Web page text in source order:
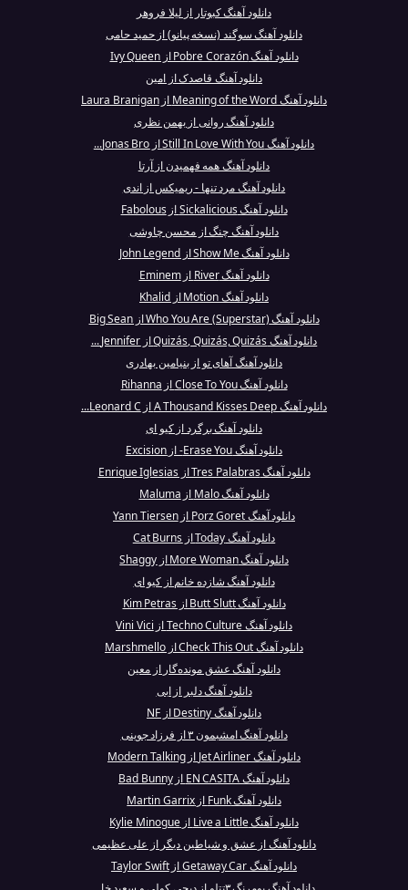
دانلود آهنگ کبوتار از لیلا فروهر
دانلود آهنگ سوگند (نسخه پیانو) از حمید حامی
دانلود آهنگ Pobre Corazón از Ivy Queen
دانلود آهنگ قاصدک از امین
دانلود آهنگ Meaning of the Word از Laura Branigan
دانلود آهنگ روانی از بهمن نظری
دانلود آهنگ Still In Love With You از Jonas Bro...
دانلود آهنگ همه فهمیدن از آرتا
دانلود آهنگ مرد تنها - ریمیکس از اندی
دانلود آهنگ Sickalicious از Fabolous
دانلود آهنگ چنگ از محسن چاوشی
دانلود آهنگ Show Me از John Legend
دانلود آهنگ River از Eminem
دانلود آهنگ Motion از Khalid
دانلود آهنگ Who You Are (Superstar) از Big Sean
دانلود آهنگ Quizás, Quizás, Quizás از Jennifer ...
دانلود آهنگ آهای تو از بنیامین بهادری
دانلود آهنگ Close To You از Rihanna
دانلود آهنگ A Thousand Kisses Deep از Leonard C...
دانلود آهنگ برگرد از کیو ای
دانلود آهنگ Erase You- از Excision
دانلود آهنگ Tres Palabras از Enrique Iglesias
دانلود آهنگ Malo از Maluma
دانلود آهنگ Porz Goret از Yann Tiersen
دانلود آهنگ Today از Cat Burns
دانلود آهنگ More Woman از Shaggy
دانلود آهنگ شازده خانم از کیو ای
دانلود آهنگ Butt Slutt از Kim Petras
دانلود آهنگ Techno Culture از Vini Vici
دانلود آهنگ Check This Out از Marshmello
دانلود آهنگ عشق مونده‌گار از معین
دانلود آهنگ دلبر از ابی
دانلود آهنگ Destiny از NF
دانلود آهنگ امشبمون ۳ از فرزاد جوینی
دانلود آهنگ Jet Airliner از Modern Talking
دانلود آهنگ EN CASITA از Bad Bunny
دانلود آهنگ Funk از Martin Garrix
دانلود آهنگ Live a Little از Kylie Minogue
دانلود آهنگ از عشق و شیاطین دیگر از علی عظیمی
دانلود آهنگ Getaway Car از Taylor Swift